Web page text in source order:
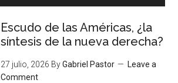
Escudo de las Américas, ¿la
síntesis de la nueva derecha?
27 julio, 2026 ByGabriel Pastor
Leave a
Comment